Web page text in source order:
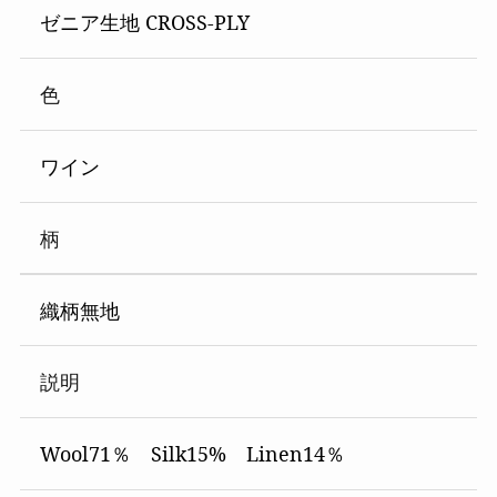
ゼニア生地 CROSS-PLY
色
ワイン
柄
織柄無地
説明
Wool71％ Silk15% Linen14％